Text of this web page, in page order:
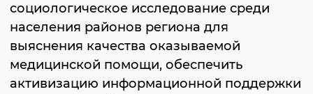
социологическое исследование среди
населения районов региона для
выяснения качества оказываемой
медицинской помощи, обеспечить
активизацию информационной поддержки